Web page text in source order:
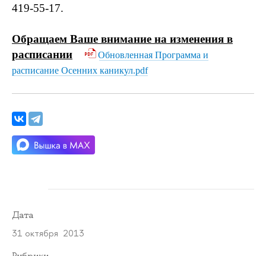
419-55-17.
Обращаем Ваше внимание на изменения в
расписании
Обновленная Программа и
расписание Осенних каникул.pdf
Дата
31 октября 2013